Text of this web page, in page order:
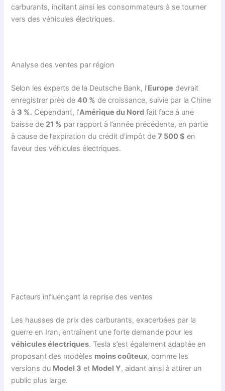
carburants, incitant ainsi les consommateurs à se tourner
vers des véhicules électriques.
Analyse des ventes par région
Selon les experts de la Deutsche Bank, l’Europe devrait
enregistrer près de40 % de croissance, suivie par la Chine
à 3 %. Cependant, l’Amérique du Nord fait face à une
baisse de 21 % par rapport à l’année précédente, en partie
à cause de l’expiration du crédit d’impôt de7 500 $ en
faveur des véhicules électriques.
Facteurs influençant la reprise des ventes
Les hausses de prix des carburants, exacerbées par la
guerre en Iran, entraînent une forte demande pour les
véhicules électriques. Tesla s’est également adaptée en
proposant des modèles moins coûteux, comme les
versions du Model 3 et Model Y, aidant ainsi à attirer un
public plus large.